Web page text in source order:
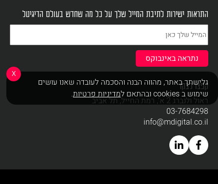
התראות ישירות לתיבת המייל שלך על כל מה שחדש בעולם הדיגיטל
קפצו לבקר
ראול ולנברג 2 א’, רמת החייל, תל אביב
03-7684298
info@mdigital.co.il
X
גלישתך באתר, מהווה הבנה והסכמה לעובדה שאנו עושים
שימוש ב cookies ובהתאם ל
מדיניות פרטיות.